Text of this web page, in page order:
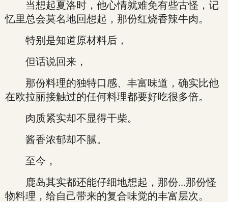
当想起夏洛时，他心情就难免有些古怪，记
忆里总会莫名地回想起，那份红烧香辣牛肉。
特别是知道原材料后，
但话说回来，
那份料理的独特口感、丰富味道，确实比他
在欧拉丽接触过的任何料理都要好吃很多倍。
肉质紧实却不显得干柴。
酱香浓郁却不腻。
至今，
鹿岛其实都还能仔细地想起，那份...那份怪
物料理，给自己带来的复合味觉的丰富层次。